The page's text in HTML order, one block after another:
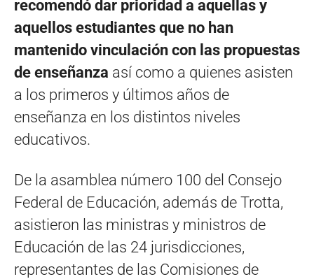
recomendó dar prioridad a aquellas y
aquellos estudiantes que no han
mantenido vinculación con las propuestas
de enseñanza así como a quienes asisten
a los primeros y últimos años de
enseñanza en los distintos niveles
educativos.
De la asamblea número 100 del Consejo
Federal de Educación, además de Trotta,
asistieron las ministras y ministros de
Educación de las 24 jurisdicciones,
representantes de las Comisiones de